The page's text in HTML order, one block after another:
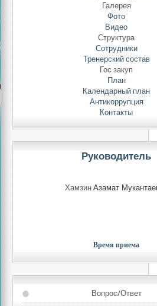
Галерея
Фото
Видео
Структура
Сотрудники
Тренерский состав
Гос закуп
План
Календарный план
Антикоррупция
Контакты
Руководитель
Хамзин Азамат
Время приема
Вопрос/Ответ